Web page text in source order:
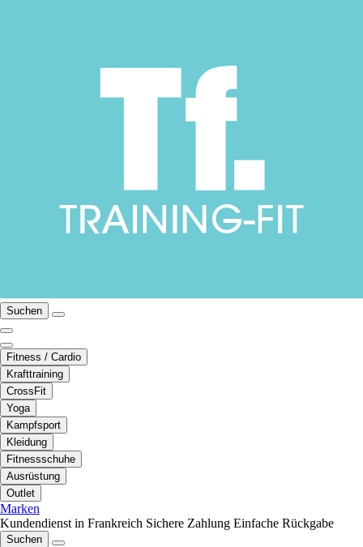
Suchen
Fitness / Cardio
Krafttraining
CrossFit
Yoga
Kampfsport
Kleidung
Fitnessschuhe
Ausrüstung
Outlet
Marken
Kundendienst in Frankreich Sichere Zahlung Einfache Rückgabe
Suchen